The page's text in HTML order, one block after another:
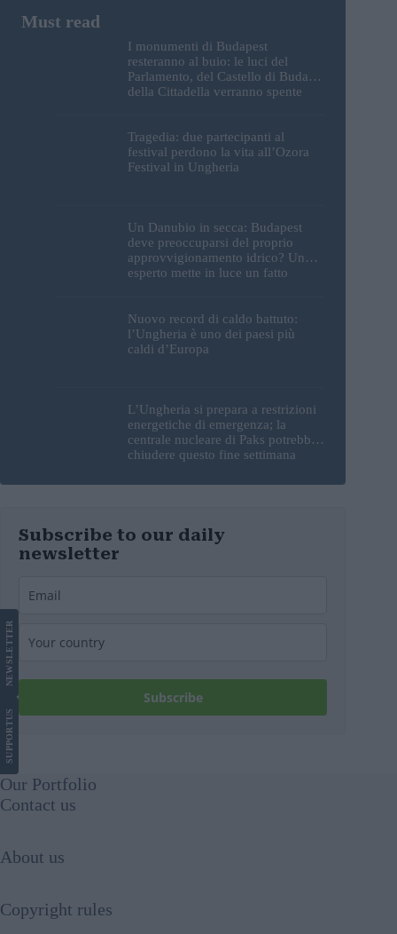
I monumenti di Budapest
resteranno al buio: le luci del
Parlamento, del Castello di Buda e
della Cittadella verranno spente
Tragedia: due partecipanti al
festival perdono la vita all’Ozora
Festival in Ungheria
Un Danubio in secca: Budapest
deve preoccuparsi del proprio
approvvigionamento idrico? Un
esperto mette in luce un fatto
Nuovo record di caldo battuto:
l’Ungheria è uno dei paesi più
caldi d’Europa
L’Ungheria si prepara a restrizioni
energetiche di emergenza; la
centrale nucleare di Paks potrebbe
chiudere questo fine settimana
Subscribe to our daily
newsletter
Subscribe
SUPPORT
US
NEWS
LETTER
Our Portfolio
Contact us
About us
Copyright rules